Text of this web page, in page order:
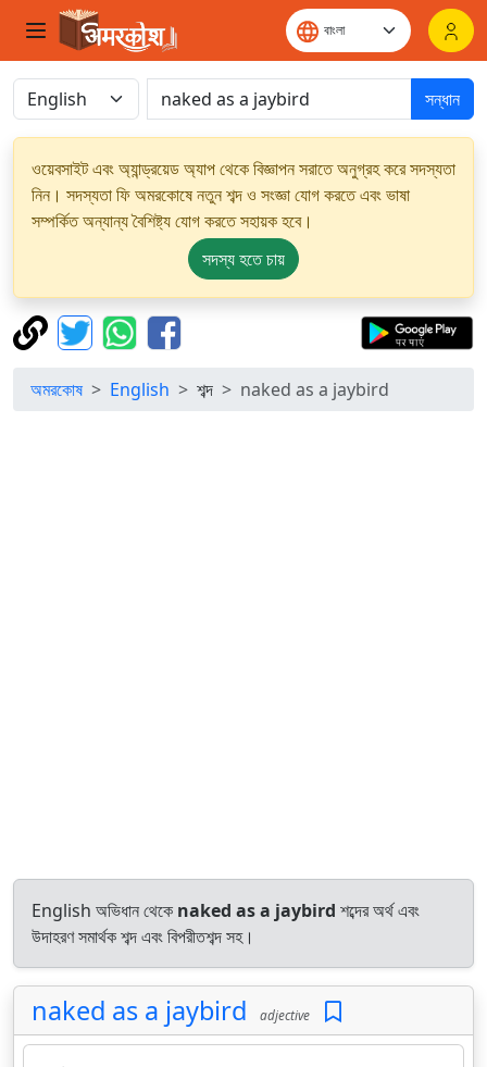
সন্ধান
ওয়েবসাইট এবং অ্যান্ড্রয়েড অ্যাপ থেকে বিজ্ঞাপন সরাতে অনুগ্রহ করে সদস্যতা
নিন। সদস্যতা ফি অমরকোষে নতুন শব্দ ও সংজ্ঞা যোগ করতে এবং ভাষা
সম্পর্কিত অন্যান্য বৈশিষ্ট্য যোগ করতে সহায়ক হবে।
সদস্য হতে চায়
অমরকোষ English শব্দ naked as a jaybird
English অভিধান থেকে naked as a jaybird শব্দের অর্থ এবং
উদাহরণ সমার্থক শব্দ এবং বিপরীতশব্দ সহ।
naked as a jaybird adjective